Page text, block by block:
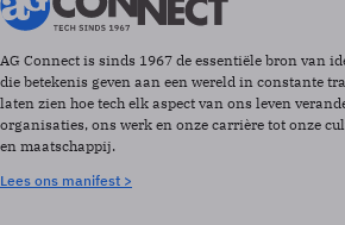
AG Connect is sinds 1967 de essentiële bron van
die betekenis geven aan een wereld in constante
laten zien hoe tech elk aspect van ons leven
organisaties, ons werk en onze carrière tot onze
en maatschappij.
Lees ons manifest >